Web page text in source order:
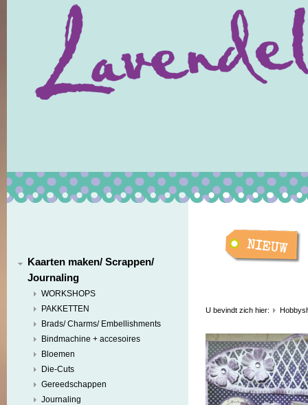
Kaarten maken/ Scrappen/
Journaling
WORKSHOPS
PAKKETTEN
Brads/ Charms/ Embellishments
Bindmachine + accesoires
Bloemen
Die-Cuts
Gereedschappen
Journaling
U bevindt zich hier: